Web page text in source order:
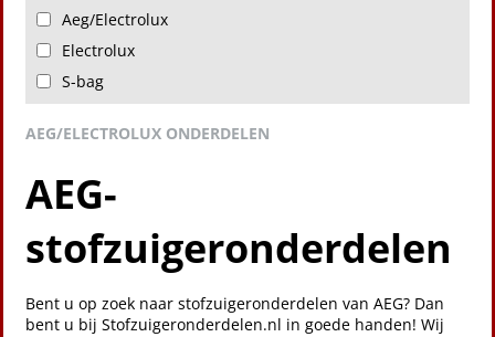
Aeg/Electrolux
Electrolux
S-bag
AEG/ELECTROLUX ONDERDELEN
AEG-
stofzuigeronderdelen
Bent u op zoek naar stofzuigeronderdelen van AEG? Dan
bent u bij Stofzuigeronderdelen.nl in goede handen! Wij